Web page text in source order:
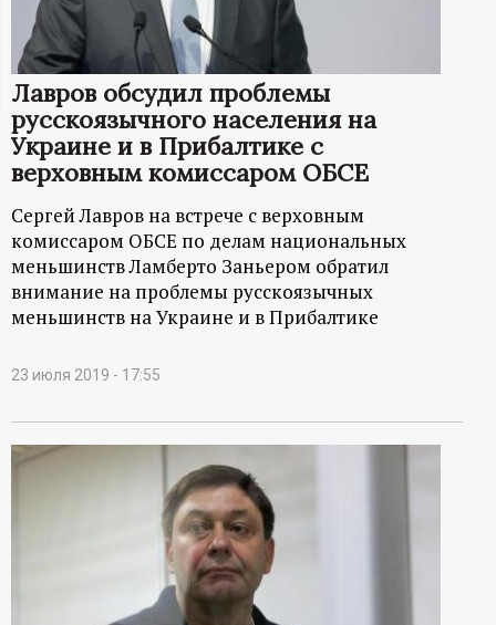
м
а
ц
и
о
н
й
Лавров обсудил проблемы
русскоязычного населения на
Украине и в Прибалтике с
верховным комиссаром ОБСЕ
Сергей Лавров на встрече с верховным
комиссаром ОБСЕ по делам национальных
меньшинств Ламберто Заньером обратил
внимание на проблемы русскоязычных
меньшинств на Украине и в Прибалтике
23 июля 2019 - 17:55